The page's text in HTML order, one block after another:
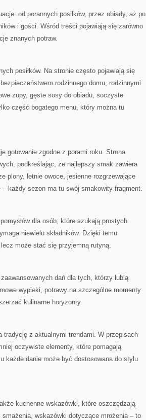
od porannych posiłków, przez obiady, aż po
i gości. Wśród treści pojawiają się zarówno
znanych potraw.
posiłków. Na stronie często pojawiają się
rodzinnego domu, rodzinnymi
zupy, gęste sosy do obiadu, soczyste
część bogatego menu, który można tu
gotowanie zgodne z porami roku. Strona
podkreślając, że najlepszy smak zawiera
plony, letnie owoce, jesienne rozgrzewające
każdy sezon ma tu swój smakowity fragment.
dla osób, które szukają prostych
niewielu składników. Dzięki temu
może stać się przyjemną rutyną.
dań dla tych, którzy lubią
wypieki, potrawy na szczególne momenty
kulinarne horyzonty.
z aktualnymi trendami. W przepisach
oczywiste elementy, które pomagają
każde danie może być dostosowana do stylu
kuchenne wskazówki, które oszczędzają
wskazówki dotyczące mrożenia – to